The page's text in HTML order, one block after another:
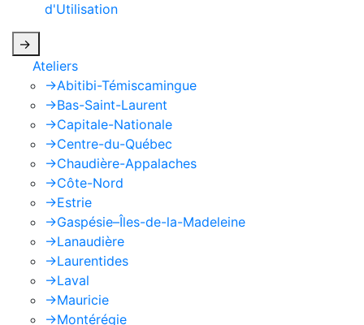
d'Utilisation
->
Ateliers
->Abitibi-Témiscamingue
->Bas-Saint-Laurent
->Capitale-Nationale
->Centre-du-Québec
->Chaudière-Appalaches
->Côte-Nord
->Estrie
->Gaspésie–Îles-de-la-Madeleine
->Lanaudière
->Laurentides
->Laval
->Mauricie
->Montérégie